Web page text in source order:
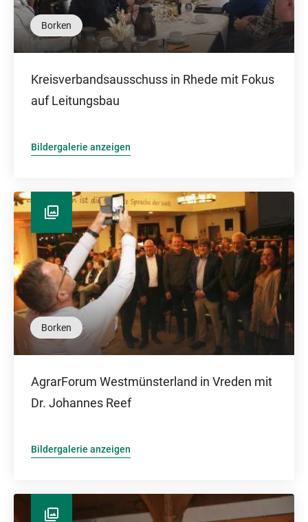
Borken
Kreisverbandsausschuss in Rhede mit Fokus
auf Leitungsbau
Bildergalerie anzeigen
Borken
AgrarForum Westmünsterland in Vreden mit
Dr. Johannes Reef
Bildergalerie anzeigen